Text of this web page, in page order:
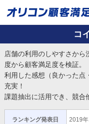
コ
店舗の利用のしやすさから
度から顧客満足度を検証。
利用した感想（良かった点
充実！
課題抽出に活用でき、競合
ランキング発表日 2019